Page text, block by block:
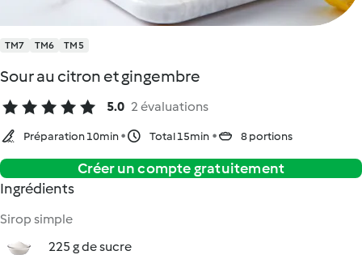
TM7 TM6 TM5
Sour au citron et gingembre
5.0 2 évaluations
Préparation 10min Total 15min 8 portions
Créer un compte gratuitement
Ingrédients
Sirop simple
225 g de sucre